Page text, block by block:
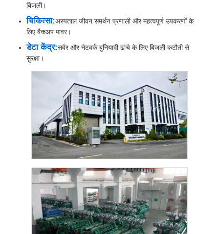
हमसे संपर्क करें
सभी मामलों
मूक डीजल जनरेटर सेट
डीजल जनरेटर सेट
गैसोलीन जनरेटर सेट
सीएनजी जनरेटर सेट
जनरेटर सहायक उपकरण
बिजली।
चिकित्सा:अस्पताल जीवन समर्थन प्रणाली और महत्वपूर्ण उपकरणों के
लिए बैकअप पावर।
डेटा केंद्र:सर्वर और नेटवर्क बुनियादी ढांचे के लिए बिजली कटौती से
सुरक्षा।